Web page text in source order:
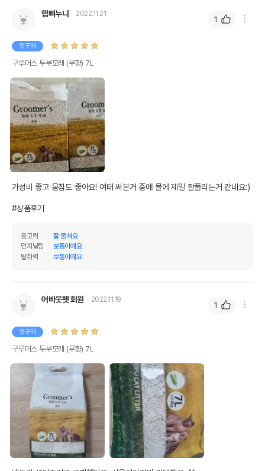
상품 필수 정보
품명 및 모델명 구루머스 두부모래 (무향) 7L 모아보기
법에 의한 인증,허가 등을
받았음을 확인할수 있는
상세페이지 참조
햅삐누나 2022.11.21
첫구매
구루머스 두부모래 (무향) 7L
가성비 좋고 뭉침도 좋아요! 여태 써본거 중에 물에 제일 잘풀리는거 같네요:)
#상품후기
응고력
잘 뭉쳐요
먼지날림
보통이에요
탈취력
보통이에요
1
어바웃펫 회원 2022.11.19
첫구매
구루머스 두부모래 (무향) 7L
1